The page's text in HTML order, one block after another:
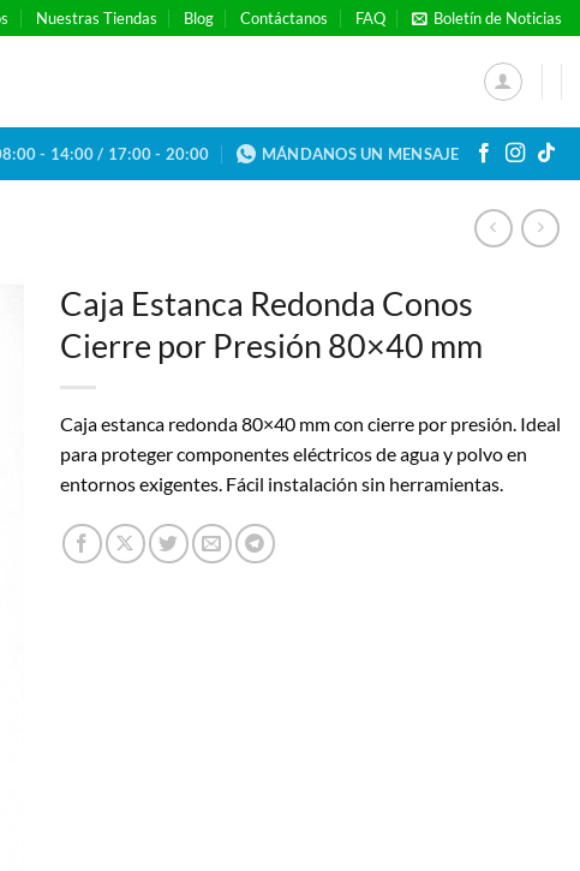
Nuestras Tiendas Blog Contáctanos FAQ Boletín de Noticias
- 14:00 / 17:00 - 20:00 MÁNDANOS UN MENSAJE
Caja Estanca Redonda Conos
Cierre por Presión 80×40 mm
Caja estanca redonda 80×40 mm con cierre por presión. Ideal
para proteger componentes eléctricos de agua y polvo en
entornos exigentes. Fácil instalación sin herramientas.